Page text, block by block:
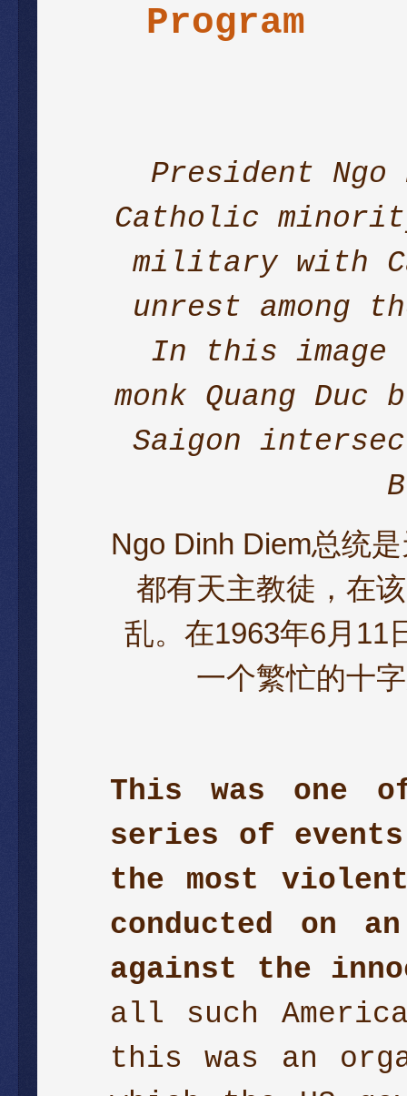
Program
President
Catholic
military with
unrest among
In this image
monk Quang
Saigon
Ngo Dinh Diem总统
都有天主教徒，在
乱。在1963年6月11
一个繁忙的十
This was one
series of
the most
conducted on
against the
all such
this was an